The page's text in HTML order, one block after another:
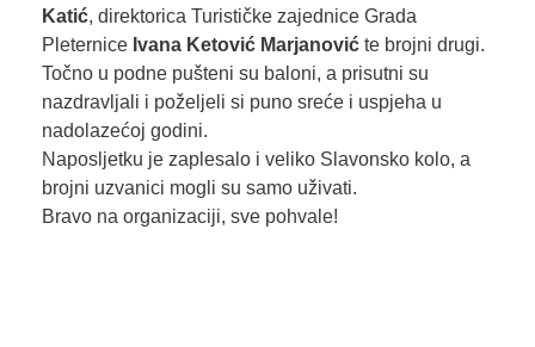
Katić, direktorica Turističke zajednice Grada
Pleternice Ivana Ketović Marjanovićte brojni drugi.
Točno u podne pušteni su baloni, a prisutni su
nazdravljali i poželjeli si puno sreće i uspjeha u
nadolazećoj godini.
Naposljetku je zaplesalo i veliko Slavonsko kolo, a
brojni uzvanici mogli su samo uživati.
Bravo na organizaciji, sve pohvale!